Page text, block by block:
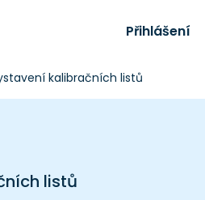
Přihlášení
kalibračních listů
listů